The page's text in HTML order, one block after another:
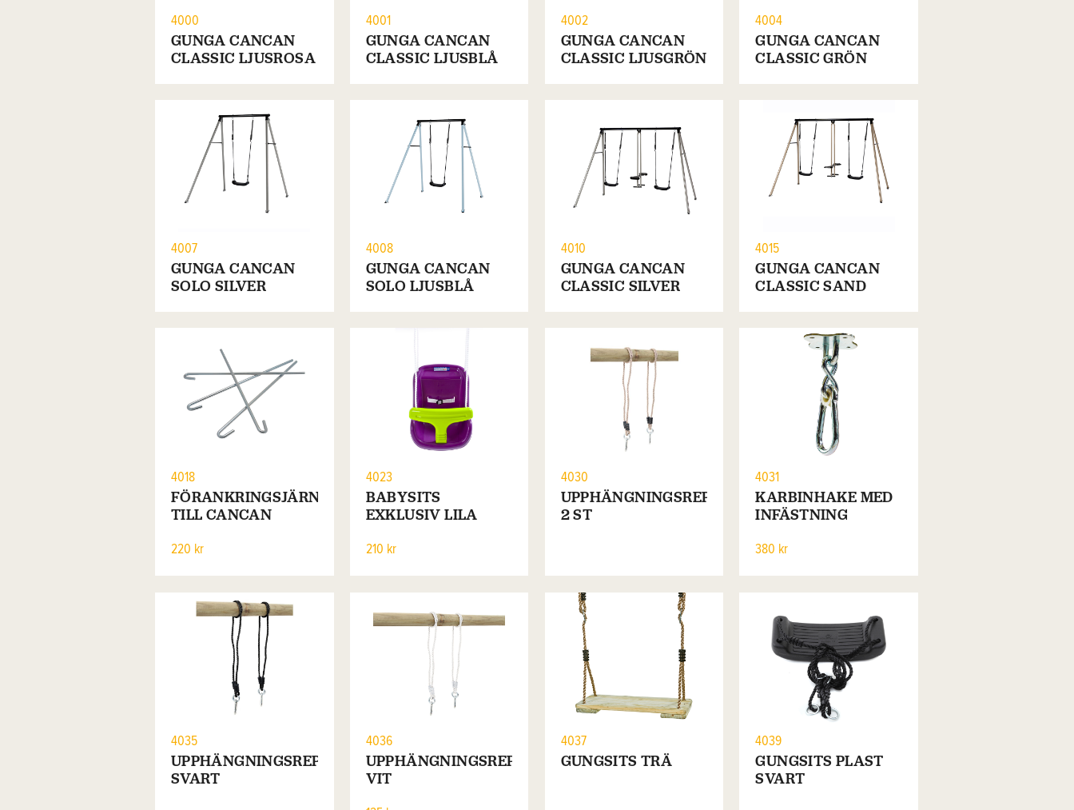
4000
GUNGA CANCAN
CLASSIC LJUSROSA
4001
GUNGA CANCAN
CLASSIC LJUSBLÅ
4002
GUNGA CANCAN
CLASSIC LJUSGRÖN
4004
GUNGA CANCAN
CLASSIC GRÖN
4007
GUNGA CANCAN
SOLO SILVER
4008
GUNGA CANCAN
SOLO LJUSBLÅ
4010
GUNGA CANCAN
CLASSIC SILVER
4015
GUNGA CANCAN
CLASSIC SAND
4018
FÖRANKRINGSJÄRN
TILL CANCAN
220 kr
4023
BABYSITS
EXKLUSIV LILA
210 kr
4030
UPPHÄNGNINGSREP
2 ST
4031
KARBINHAKE MED
INFÄSTNING
380 kr
4035
UPPHÄNGNINGSREP
SVART
4036
UPPHÄNGNINGSREP
VIT
4037
GUNGSITS TRÄ
4039
GUNGSITS PLAST
SVART